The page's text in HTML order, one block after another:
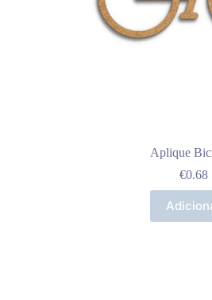
Aplique
€0.68